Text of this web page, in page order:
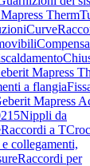
Therm
Curve
Mapress
a flangia
Mapress
Nippli da
Raccordi a T
collegamenti,
Raccordi per